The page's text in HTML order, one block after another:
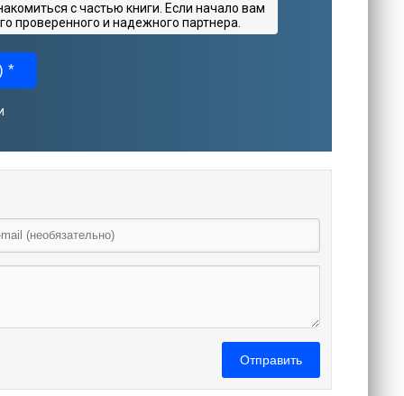
с частью книги. Если начало вам
проверенного и надежного партнера.
*
Отправить